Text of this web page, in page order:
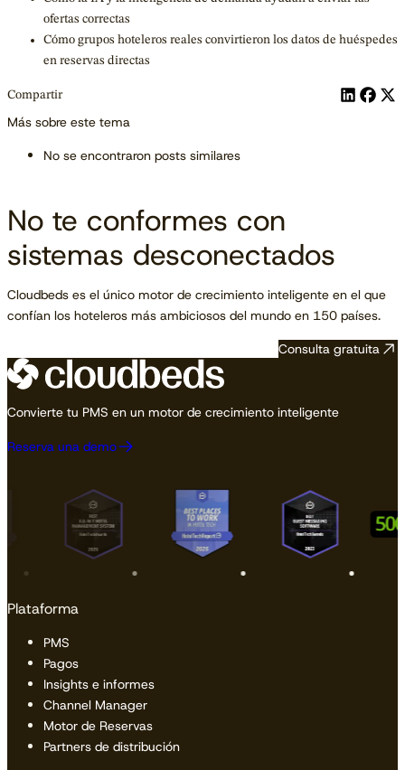
ofertas correctas
Cómo grupos hoteleros reales convirtieron los datos de huéspedes
en reservas directas
Compartir
Más sobre este tema
No se encontraron posts similares
No te conformes con
sistemas desconectados
Cloudbeds es el único motor de crecimiento inteligente en el que
confían los hoteleros más ambiciosos del mundo en 150 países.
Consulta gratuita
Convierte tu PMS en un motor de crecimiento inteligente
Reserva una demo
Plataforma
PMS
Pagos
Insights e informes
Channel Manager
Motor de Reservas
Partners de distribución